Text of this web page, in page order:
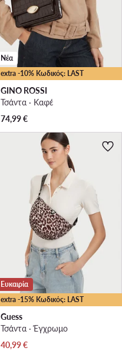
extra -10% Κωδικός: LAST
Νέα
GINO ROSSI
Τσάντα · Καφέ
74,99€
extra -15% Κωδικός: LAST
Ευκαιρία
Guess
Τσάντα · Έγχρωμο
Τρέχουσα τιμή
40,99€